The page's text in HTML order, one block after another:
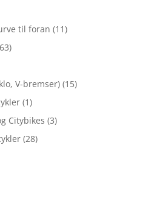
til foran (11)
V-bremser) (15)
(1)
Citybikes (3)
(28)